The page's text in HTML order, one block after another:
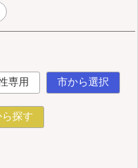
専用 市から選択
探す